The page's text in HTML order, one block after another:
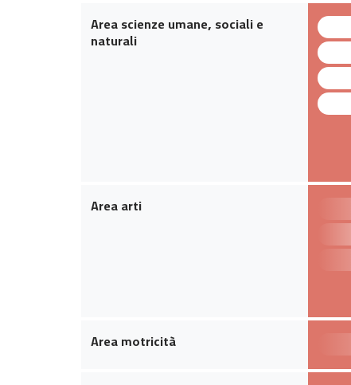
Area scienze umane, sociali e
naturali
Area arti
Area motricità